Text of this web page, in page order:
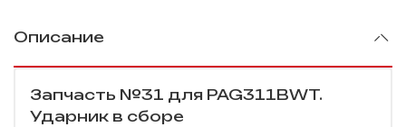
Описание
Запчасть №31 для PAG311BWT.
Ударник в сборе